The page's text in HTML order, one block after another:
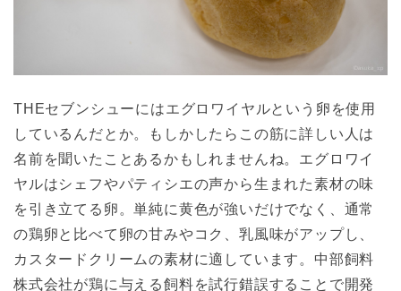
THEセブンシューにはエグロワイヤルという卵を使用
しているんだとか。もしかしたらこの筋に詳しい人は
名前を聞いたことあるかもしれませんね。エグロワイ
ヤルはシェフやパティシエの声から生まれた素材の味
を引き立てる卵。単純に黄色が強いだけでなく、通常
の鶏卵と比べて卵の甘みやコク、乳風味がアップし、
カスタードクリームの素材に適しています。中部飼料
株式会社が鶏に与える飼料を試行錯誤することで開発